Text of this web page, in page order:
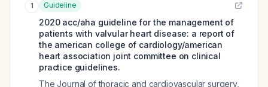
1 Guideline
2020 acc/aha guideline for the management of
patients with valvular heart disease: a report of
the american college of cardiology/american
heart association joint committee on clinical
practice guidelines.
The Journal of thoracic and cardiovascular surgery,